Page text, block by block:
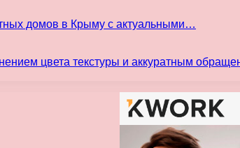
домов в Крыму с актуальными…
цвета текстуры и аккуратным